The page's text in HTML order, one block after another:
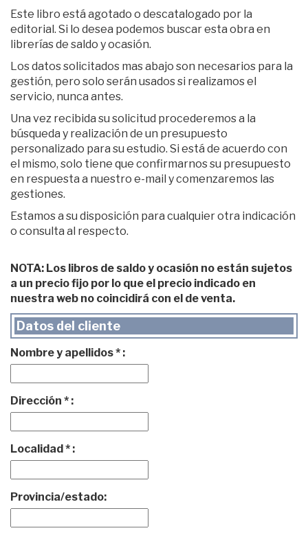
Este libro está agotado o descatalogado por la
editorial. Si lo desea podemos buscar esta obra en
librerías de saldo y ocasión.
Los datos solicitados mas abajo son necesarios para la
gestión, pero solo serán usados si realizamos el
servicio, nunca antes.
Una vez recibida su solicitud procederemos a la
búsqueda y realización de un presupuesto
personalizado para su estudio. Si está de acuerdo con
el mismo, solo tiene que confirmarnos su presupuesto
en respuesta a nuestro e-mail y comenzaremos las
gestiones.
Estamos a su disposición para cualquier otra indicación
o consulta al respecto.
NOTA: Los libros de saldo y ocasión no están sujetos
a un precio fijo por lo que el precio indicado en
nuestra web no coincidirá con el de venta.
Datos del cliente
Nombre y apellidos * :
Dirección * :
Localidad * :
Provincia/estado: